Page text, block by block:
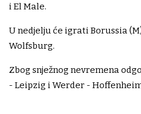
i El Male.
U nedjelju će igrati Borussia
Wolfsburg.
Zbog snježnog nevremena
- Leipzig i Werder -